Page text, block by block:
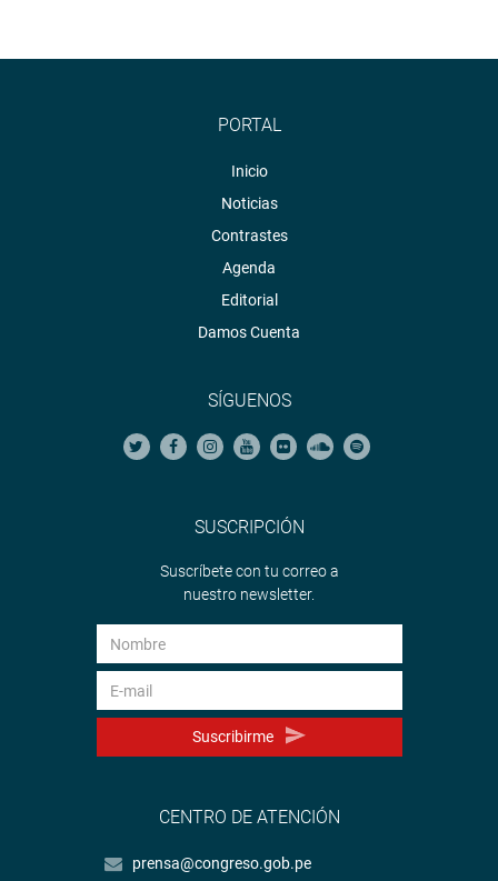
PORTAL
Inicio
Noticias
Contrastes
Agenda
Editorial
Damos Cuenta
SÍGUENOS
SUSCRIPCIÓN
Suscríbete con tu correo a
nuestro newsletter.
Suscribirme
CENTRO DE ATENCIÓN
prensa@congreso.gob.pe